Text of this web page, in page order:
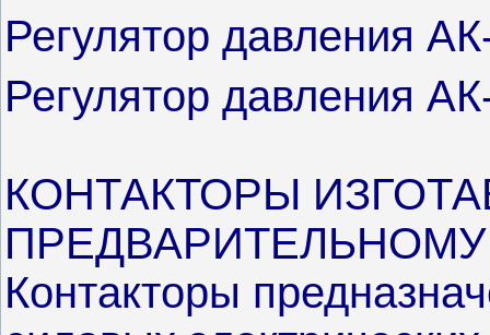
Регулятор давления
Регулятор давления
КОНТАКТОРЫ
ПРЕДВАРИТЕЛЬНОМУ
Контакторы